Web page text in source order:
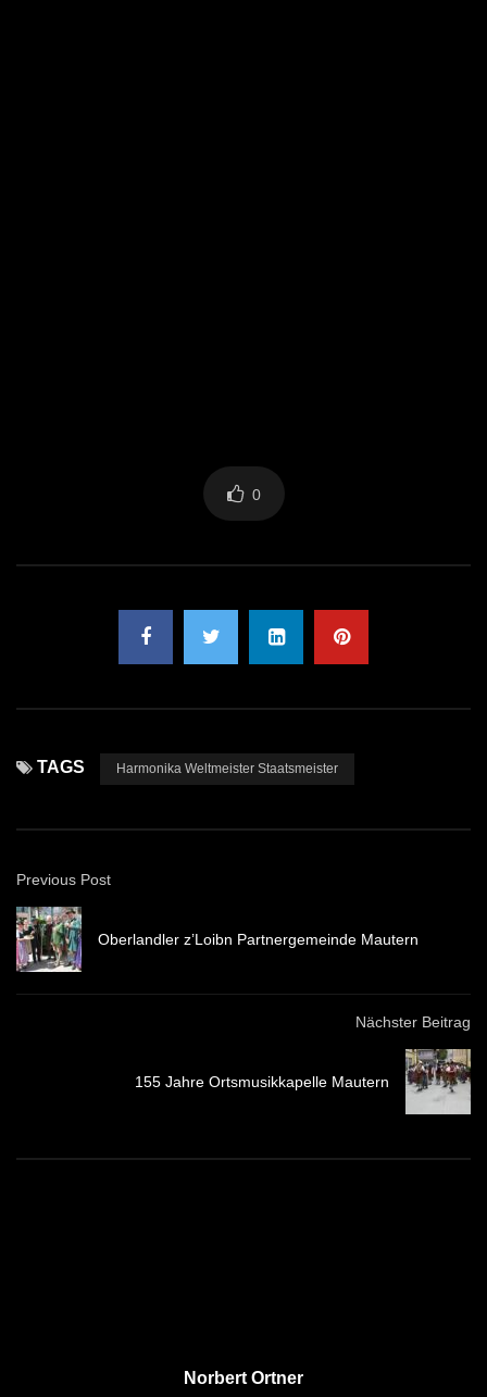
0
TAGS Harmonika Weltmeister Staatsmeister
Previous Post
Oberlandler z’Loibn Partnergemeinde Mautern
Nächster Beitrag
155 Jahre Ortsmusikkapelle Mautern
Norbert Ortner